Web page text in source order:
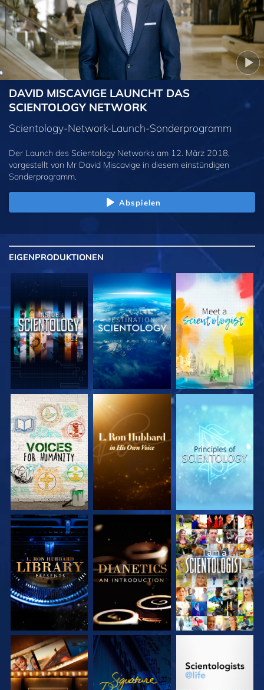
DAVID MISCAVIGE LAUNCHT DAS
SCIENTOLOGY NETWORK
Scientology-Network-Launch-Sonderprogramm
Der Launch des Scientology Networks am 12. März 2018,
vorgestellt von Mr David Miscavige in diesem einstündigen
Sonderprogramm.
Abspielen
EIGENPRODUKTIONEN
SERIE
ENTDECKEN
SERIE
ENTDECKEN
SERIE
ENTDECKEN
SERIE
ENTDECKEN
ENTDECKEN
ANSEHEN
SERIE
ENTDECKEN
ANSEHEN
SERIE